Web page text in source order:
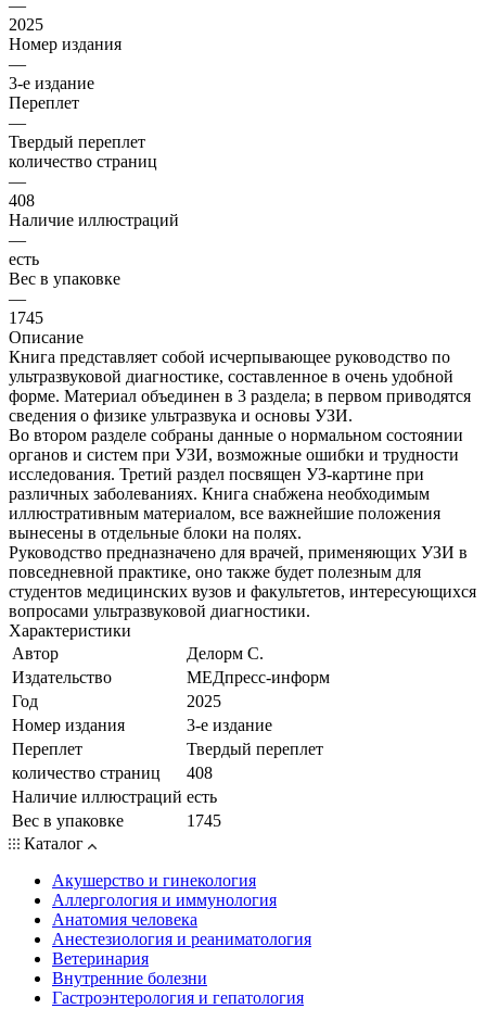
—
2025
Номер издания
—
3-е издание
Переплет
—
Твердый переплет
количество страниц
—
408
Наличие иллюстраций
—
есть
Вес в упаковке
—
1745
Описание
Книга представляет собой исчерпывающее руководство по
ультразвуковой диагностике, составленное в очень удобной
форме. Материал объединен в 3 раздела; в первом приводятся
сведения о физике ультразвука и основы УЗИ.
Во втором разделе собраны данные о нормальном состоянии
органов и систем при УЗИ, возможные ошибки и трудности
исследования. Третий раздел посвящен УЗ-картине при
различных заболеваниях. Книга снабжена необходимым
иллюстративным материалом, все важнейшие положения
вынесены в отдельные блоки на полях.
Руководство предназначено для врачей, применяющих УЗИ в
повседневной практике, оно также будет полезным для
студентов медицинских вузов и факультетов, интересующихся
вопросами ультразвуковой диагностики.
Характеристики
Автор
Делорм С.
Издательство
МЕДпресс-информ
Год
2025
Номер издания
3-е издание
Переплет
Твердый переплет
количество страниц
408
Наличие иллюстраций есть
Вес в упаковке
1745
Каталог
Акушерство и гинекология
Аллергология и иммунология
Анатомия человека
Анестезиология и реаниматология
Ветеринария
Внутренние болезни
Гастроэнтерология и гепатология